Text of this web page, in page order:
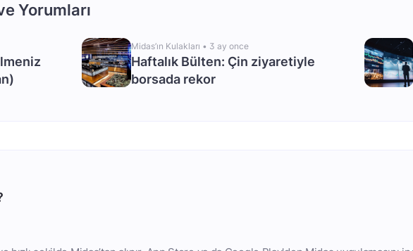
Yorumları
Midas’ın Kulakları • 3 ay once
Haftalık Bülten: Çin ziyaretiyle
borsada rekor